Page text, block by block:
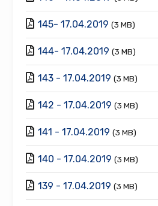
145- 17.04.2019 (3 MB)
144- 17.04.2019 (3 MB)
143 - 17.04.2019 (3 MB)
142 - 17.04.2019 (3 MB)
141 - 17.04.2019 (3 MB)
140 - 17.04.2019 (3 MB)
139 - 17.04.2019 (3 MB)